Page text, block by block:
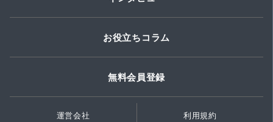
お役立ちコラム
無料会員登録
運営会社 利用規約